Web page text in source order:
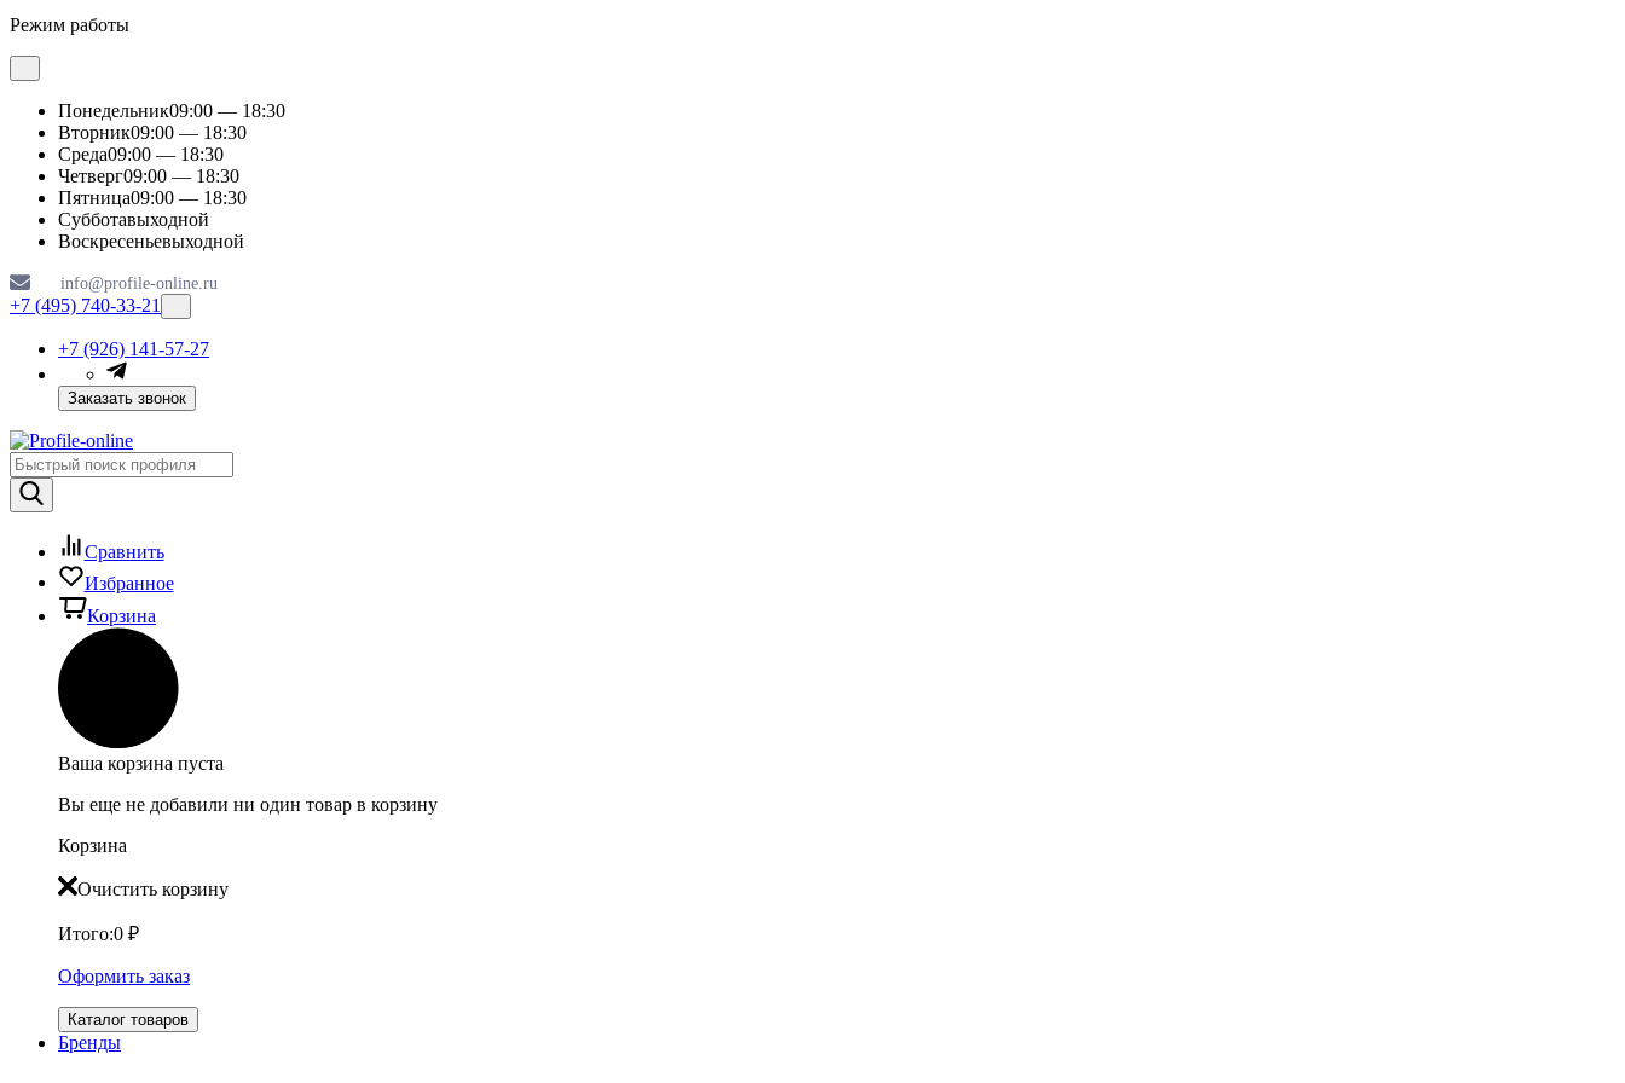
Режим работы
Понедельник09:00 — 18:30
Вторник09:00 — 18:30
Среда09:00 — 18:30
Четверг09:00 — 18:30
Пятница09:00 — 18:30
Субботавыходной
Воскресеньевыходной
info@profile-online.ru
+7 (495) 740-33-21
+7 (926) 141-57-27
Заказать звонок
Сравнить
Избранное
Корзина
Ваша корзина пуста
Вы еще не добавили ни один товар в корзину
Корзина
Очистить корзину
Итого:0 ₽
Оформить заказ
Каталог товаров
Бренды